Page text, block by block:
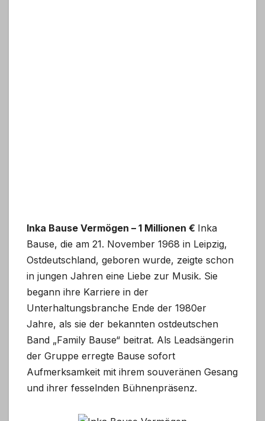
Inka Bause Vermögen – 1 Millionen € Inka
Bause, die am 21. November 1968 in Leipzig,
Ostdeutschland, geboren wurde, zeigte schon
in jungen Jahren eine Liebe zur Musik. Sie
begann ihre Karriere in der
Unterhaltungsbranche Ende der 1980er
Jahre, als sie der bekannten ostdeutschen
Band „Family Bause“ beitrat. Als Leadsängerin
der Gruppe erregte Bause sofort
Aufmerksamkeit mit ihrem souveränen Gesang
und ihrer fesselnden Bühnenpräsenz.